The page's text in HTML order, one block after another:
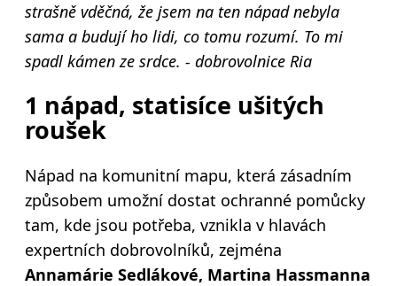
strašně vděčná, že jsem na ten nápad nebyla
sama a budují ho lidi, co tomu rozumí. To mi
spadl kámen ze srdce. - dobrovolnice Ria
1 nápad, statisíce ušitých
roušek
Nápad na komunitní mapu, která zásadním
způsobem umožní dostat ochranné pomůcky
tam, kde jsou potřeba, vznikla v hlavách
expertních dobrovolníků, zejména
Annamárie Sedlákové, Martina Hassmanna